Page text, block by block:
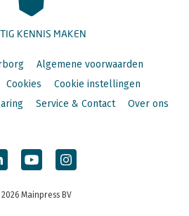
KENNIS MAKEN
Algemene voorwaarden
Cookies
Cookie instellingen
Service & Contact Over ons
Mainpress BV